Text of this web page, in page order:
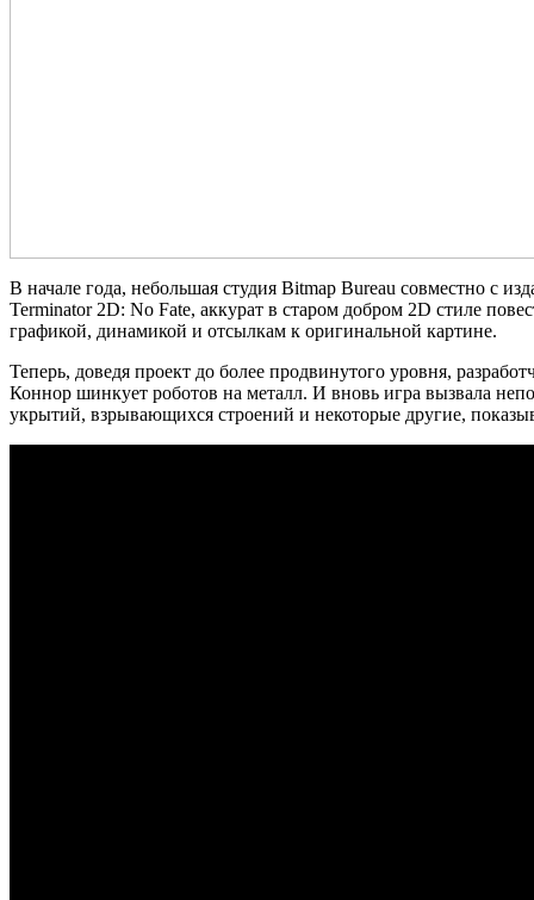
В начале года, небольшая студия Bitmap Bureau совместно с
Terminator 2D: No Fate, аккурат в старом добром 2D стиле
графикой, динамикой и отсылкам к оригинальной картине.
Теперь, доведя проект до более продвинутого уровня,
Коннор шинкует роботов на металл. И вновь игра вызвала
укрытий, взрывающихся строений и некоторые другие,